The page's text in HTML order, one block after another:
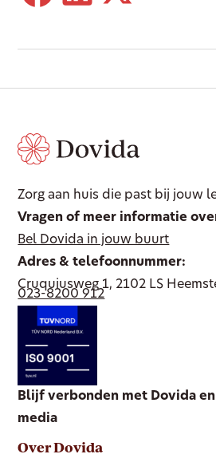
Zorg aan huis die past bij jouw
Vragen of meer informatie
Bel Dovida in jouw buurt
Adres & telefoonnummer:
Cruquiusweg 1, 2102 LS
023-8200 912
Blijf verbonden met Dovida
media
Over Dovida